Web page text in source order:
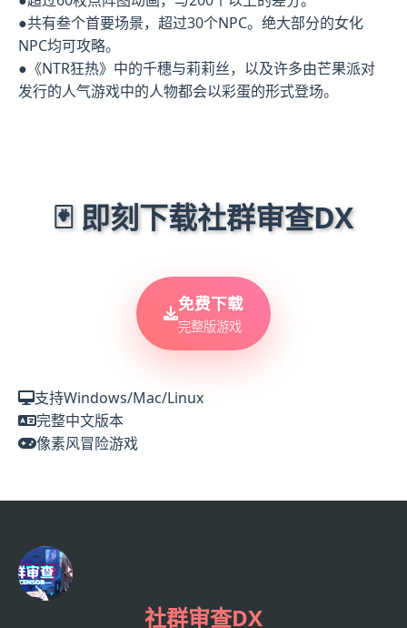
●共有叁个首要场景，超过30个NPC。绝大部分的女化
NPC均可攻略。
●《NTR狂热》中的千穗与莉莉丝，以及许多由芒果派对
发行的人气游戏中的人物都会以彩蛋的形式登场。
🃏 即刻下载社群审查DX
免费下载
完整版游戏
支持Windows/Mac/Linux
完整中文版本
像素风冒险游戏
社群审查DX